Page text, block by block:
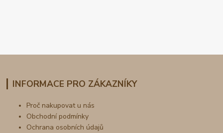
INFORMACE PRO ZÁKAZNÍKY
Proč nakupovat u nás
Obchodní podmínky
Ochrana osobních údajů